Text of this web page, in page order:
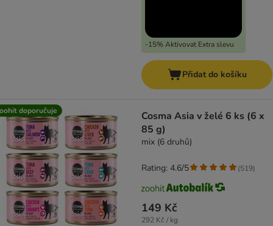
-15% Aktivovat Extra slevu
Přidat do košíku
doporučuje
Cosma Asia v želé 6 ks (6 x
85 g)
mix (6 druhů)
149 Kč
292 Kč / kg
Rating: 4.6/5 (519)